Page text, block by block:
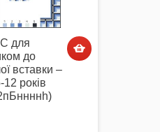
для
до
вставки –
років